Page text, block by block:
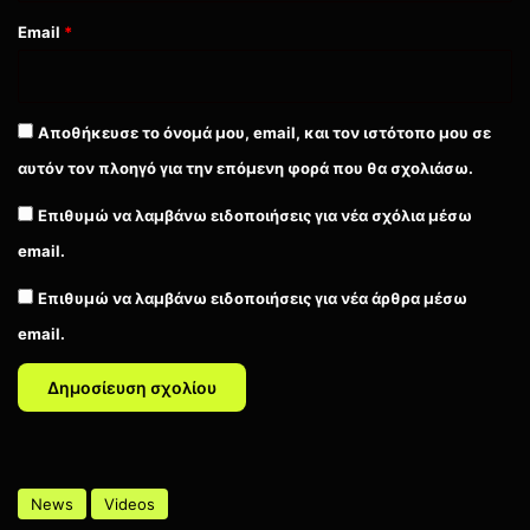
Email *
Αποθήκευσε το όνομά μου, email, και τον ιστότοπο μου σε
αυτόν τον πλοηγό για την επόμενη φορά που θα σχολιάσω.
Επιθυμώ να λαμβάνω ειδοποιήσεις για νέα σχόλια μέσω
email.
Επιθυμώ να λαμβάνω ειδοποιήσεις για νέα άρθρα μέσω
email.